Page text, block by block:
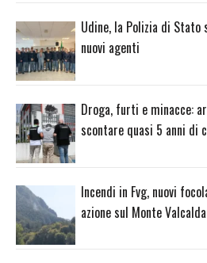
Udine, la Polizia di
nuovi agenti
Droga, furti e minacce:
scontare quasi 5 anni di
Incendi in Fvg, nuovi
azione sul Monte Valcalda